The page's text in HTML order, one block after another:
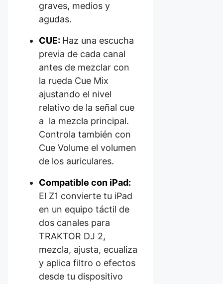
graves, medios y
agudas.
CUE: Haz una escucha
previa de cada canal
antes de mezclar con
la rueda Cue Mix
ajustando el nivel
relativo de la señal cue
a la mezcla principal.
Controla también con
Cue Volume el volumen
de los auriculares.
Compatible con iPad:
El Z1 convierte tu iPad
en un equipo táctil de
dos canales para
TRAKTOR DJ 2,
mezcla, ajusta, ecualiza
y aplica filtro o efectos
desde tu dispositivo